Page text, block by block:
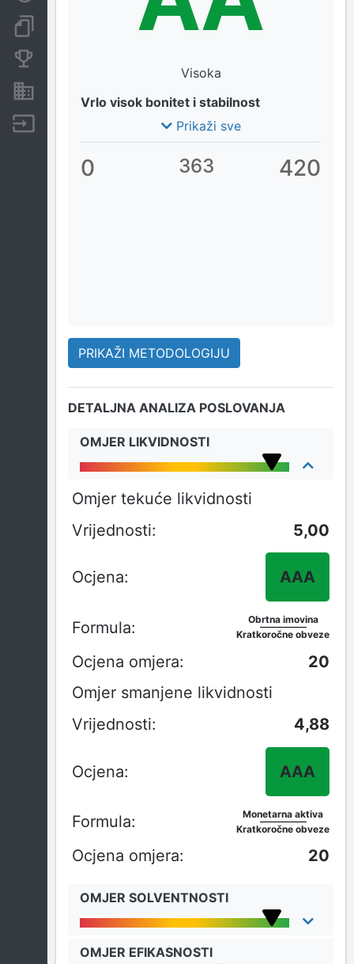
Dokumenti i objave
Visoka
Vrlo visok bonitet i stabilnost
Prikaži sve
0 363 420
PRIKAŽI METODOLOGIJU
DETALJNA ANALIZA POSLOVANJA
OMJER LIKVIDNOSTI
Omjer tekuće likvidnosti
5,00
AAA
Obrtna imovina
Kratkoročne obveze
20
Omjer smanjene likvidnosti
4,88
AAA
Monetarna aktiva
Kratkoročne obveze
20
OMJER SOLVENTNOSTI
OMJER EFIKASNOSTI